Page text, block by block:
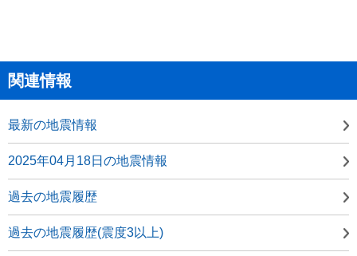
関連情報
最新の地震情報
2025年04月18日の地震情報
過去の地震履歴
過去の地震履歴(震度3以上)